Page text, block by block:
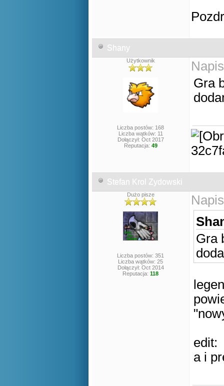
Shany
Użytkownik
Liczba postów: 168
Liczba wątków: 11
Dołączył: Oct 2017
Reputacja: 49
Gra
Stefan Krol Zydowski
Dużo pisze
Liczba postów: 351
Liczba wątków: 25
Dołączył: Oct 2014
Reputacja: 118
Gra
edit:
a i